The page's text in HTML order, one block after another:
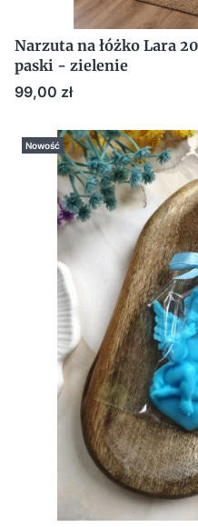
Narzuta na łóżko Lara
paski - zielenie
Cena
99,00 zł
Nowość